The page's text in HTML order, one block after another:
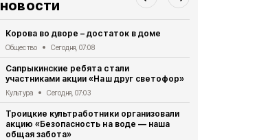
новости
Корова во дворе – достаток в доме
Общество Сегодня, 07:08
Сапрыкинские ребята стали
участниками акции «Наш друг светофор»
Культура Сегодня, 07:03
Троицкие культработники организовали
акцию «Безопасность на воде — наша
общая забота»